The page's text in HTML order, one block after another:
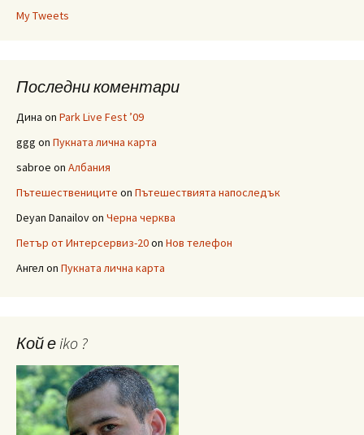
My Tweets
Последни коментари
Дина on Park Live Fest ’09
ggg on Пукната лична карта
sabroe on Албания
Пътешествениците on Пътешествията напоследък
Deyan Danailovon Черна черква
Петър от Интерсервиз-20on Нов телефон
Ангел on Пукната лична карта
Кой е iko ?